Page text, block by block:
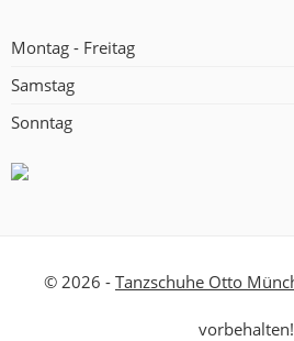
Montag - Freitag
Samstag
Sonntag
© 2026 - Tanzschuhe Otto
vorbehalten!